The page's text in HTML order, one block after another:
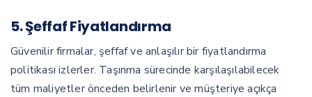
5. Şeffaf Fiyatlandırma
Güvenilir firmalar, şeffaf ve anlaşılır bir fiyatlandırma
politikası izlerler. Taşınma sürecinde karşılaşılabilecek
tüm maliyetler önceden belirlenir ve müşteriye açıkça